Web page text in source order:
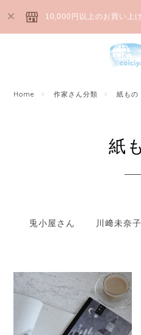
10,000円以上のお買い上
Home 作家さん分類 紙もの
紙
兎小屋さん 川﨑未奈